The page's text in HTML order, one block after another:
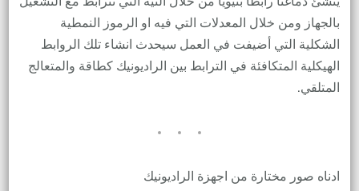
بالجهاز ومن خلال المعدلات التي فيه او الرموز النمطية
الشكلية التي أضيفت في العمل سيحدث انشاء تلك الروابط
الهيكلية المتكافئة في الترابط بين الراديونيك كطاقة والمتعالج
المتلقي.
ادناه صور مختارة من اجهزة الراديونيك